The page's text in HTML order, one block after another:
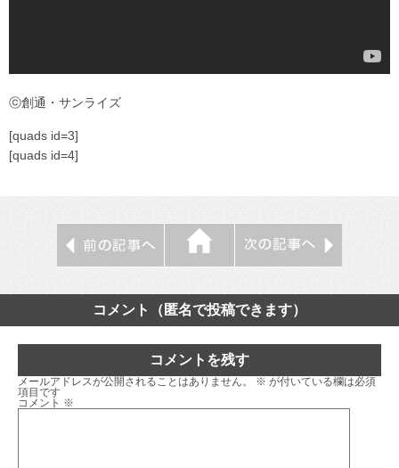
ⓒ創通・サンライズ
[quads id=3]
[quads id=4]
コメント（匿名で投稿できます）
コメントを残す
メールアドレスが公開されることはありません。 ※ が付いている欄は必須
項目です
コメント ※